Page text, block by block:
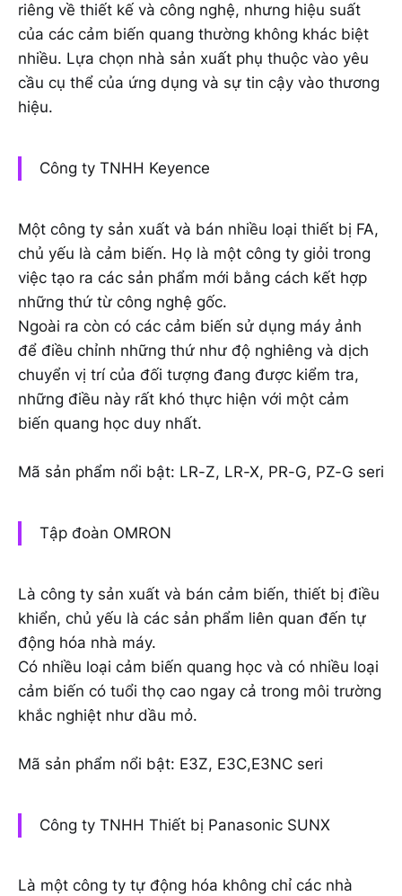
riêng về thiết kế và công nghệ, nhưng hiệu suất
của các cảm biến quang thường không khác biệt
nhiều. Lựa chọn nhà sản xuất phụ thuộc vào yêu
cầu cụ thể của ứng dụng và sự tin cậy vào thương
hiệu.
Công ty TNHH Keyence
Một công ty sản xuất và bán nhiều loại thiết bị FA,
chủ yếu là cảm biến. Họ là một công ty giỏi trong
việc tạo ra các sản phẩm mới bằng cách kết hợp
những thứ từ công nghệ gốc.
Ngoài ra còn có các cảm biến sử dụng máy ảnh
để điều chỉnh những thứ như độ nghiêng và dịch
chuyển vị trí của đối tượng đang được kiểm tra,
những điều này rất khó thực hiện với một cảm
biến quang học duy nhất.
Mã sản phẩm nổi bật: LR-Z, LR-X, PR-G, PZ-G seri
Tập đoàn OMRON
Là công ty sản xuất và bán cảm biến, thiết bị điều
khiển, chủ yếu là các sản phẩm liên quan đến tự
động hóa nhà máy.
Có nhiều loại cảm biến quang học và có nhiều loại
cảm biến có tuổi thọ cao ngay cả trong môi trường
khắc nghiệt như dầu mỏ.
Mã sản phẩm nổi bật: E3Z, E3C,E3NC seri
Công ty TNHH Thiết bị Panasonic SUNX
Là một công ty tự động hóa không chỉ các nhà